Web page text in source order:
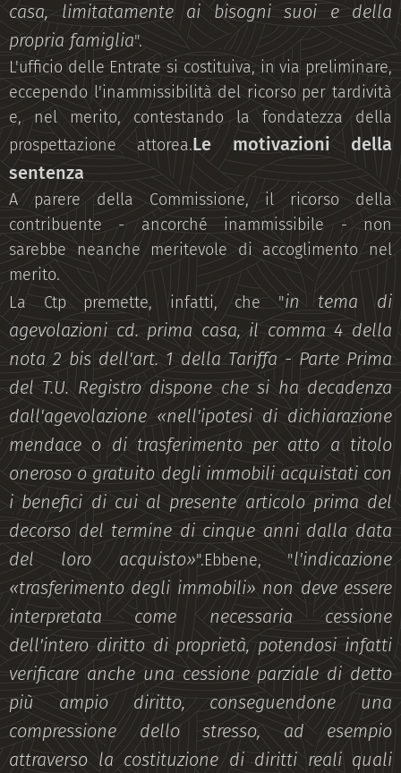
casa, limitatamente ai bisogni suoi e della
propria famiglia".
L'ufficio delle Entrate si costituiva, in via preliminare,
eccependo l'inammissibilità del ricorso per tardività
e, nel merito, contestando la fondatezza della
prospettazione attorea.Le motivazioni della
sentenza
A parere della Commissione, il ricorso della
contribuente - ancorché inammissibile - non
sarebbe neanche meritevole di accoglimento nel
merito.
La Ctp premette, infatti, che "in tema di
agevolazioni cd. prima casa, il comma 4 della
nota 2 bis dell'art. 1 della Tariffa - Parte Prima
del T.U. Registro dispone che si ha decadenza
dall'agevolazione «nell'ipotesi di dichiarazione
mendace o di trasferimento per atto a titolo
oneroso o gratuito degli immobili acquistati con
i benefici di cui al presente articolo prima del
decorso del termine di cinque anni dalla data
del loro acquisto»".Ebbene, "l'indicazione
«trasferimento degli immobili» non deve essere
interpretata come necessaria cessione
dell'intero diritto di proprietà, potendosi infatti
verificare anche una cessione parziale di detto
più ampio diritto, conseguendone una
compressione dello stresso, ad esempio
attraverso la costituzione di diritti reali quali